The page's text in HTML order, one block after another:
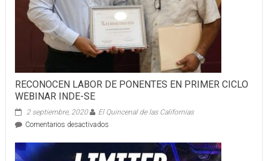
RECONOCEN LABOR DE PONENTES EN PRIMER CICLO
WEBINAR INDE-SE
2 septiembre, 2020
El Quincenal de las Californias
Comentarios desactivadosen
LABOR
DE